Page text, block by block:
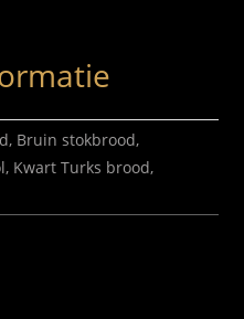
Bruin stokbrood,
Kwart Turks brood,